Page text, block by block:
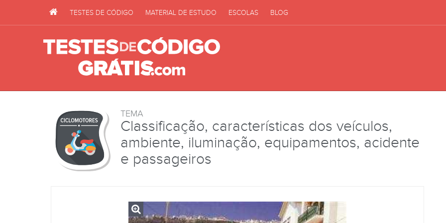
TESTES DE CÓDIGO MATERIAL DE ESTUDO ESCOLAS BLOG
TEMA
Classificação, características dos veículos,
ambiente, iluminação, equipamentos, acidente
e passageiros